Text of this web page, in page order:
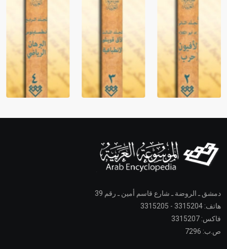
دمشق ـ الروضة ـ شارع قاسم أمين ـ رقم 39
هاتف: 3315204 - 3315205
فاكس: 3315207
ص.ب: 7296